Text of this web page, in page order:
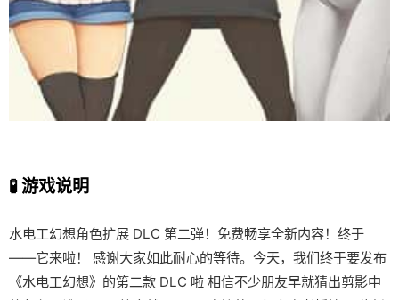
🧪 游戏说明
水电工幻想角色扩展 DLC 第二弹！免费畅享全新内容！终于
——它来啦！ 感谢大家如此耐心的等待。今天，我们终于要发布
《水电工幻想》的第二款 DLC 啦 相信不少朋友早就猜出剪影中